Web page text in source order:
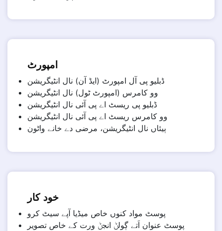
امپورٹ
ڈبلیو پی آل امپورٹ (ایڈ آن) نال انٹیگریشن
وو کامرس (امپورٹ ٹول) نال انٹیگریشن
ڈبلیو پی ریسٹ اے پی آئی نال انٹیگریشن
وو کامرس ریسٹ اے پی آئی نال انٹیگریشن
ٻیئاں نال انٹیگریشن، مرضی دے خانے واٹون
خود کار
پوسٹ مواد کنوں خاص میڈیا آپے سیٹ کرو
پوسٹ عنوان اَتے ڳولݨ انجݨ ورت کے خاص تصویر